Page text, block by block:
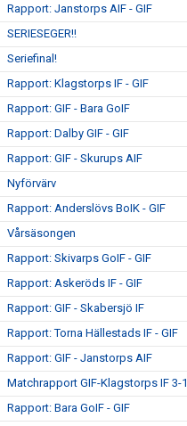
Rapport: Janstorps AIF - GIF
SERIESEGER!!
Seriefinal!
Rapport: Klagstorps IF - GIF
Rapport: GIF - Bara GoIF
Rapport: Dalby GIF - GIF
Rapport: GIF - Skurups AIF
Nyförvärv
Rapport: Anderslövs BoIK - GIF
Vårsäsongen
Rapport: Skivarps GoIF - GIF
Rapport: Askeröds IF - GIF
Rapport: GIF - Skabersjö IF
Rapport: Torna Hällestads IF - GIF
Rapport: GIF - Janstorps AIF
Matchrapport GIF-Klagstorps IF 3-1
Rapport: Bara GoIF - GIF